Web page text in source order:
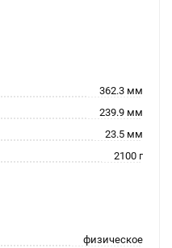
362.3 мм
239.9 мм
23.5 мм
2100 г
физическое